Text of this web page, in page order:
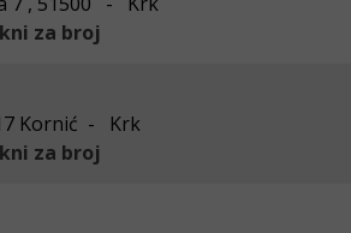
za broj
Kornić - Krk
za broj